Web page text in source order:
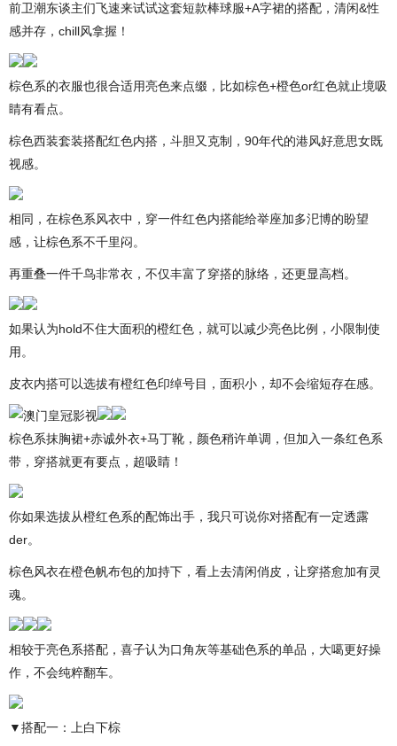
前卫潮东谈主们飞速来试试这套短款棒球服+A字裙的搭配，清闲&性
感并存，chill风拿握！
棕色系的衣服也很合适用亮色来点缀，比如棕色+橙色or红色就止境吸
睛有看点。
棕色西装套装搭配红色内搭，斗胆又克制，90年代的港风好意思女既
视感。
相同，在棕色系风衣中，穿一件红色内搭能给举座加多汜博的盼望
感，让棕色系不千里闷。
再重叠一件千鸟非常衣，不仅丰富了穿搭的脉络，还更显高档。
如果认为hold不住大面积的橙红色，就可以减少亮色比例，小限制使
用。
皮衣内搭可以选拔有橙红色印绰号目，面积小，却不会缩短存在感。
棕色系抹胸裙+赤诚外衣+马丁靴，颜色稍许单调，但加入一条红色系
带，穿搭就更有要点，超吸睛！
你如果选拔从橙红色系的配饰出手，我只可说你对搭配有一定透露
der。
棕色风衣在橙色帆布包的加持下，看上去清闲俏皮，让穿搭愈加有灵
魂。
相较于亮色系搭配，喜子认为口角灰等基础色系的单品，大噶更好操
作，不会纯粹翻车。
▼搭配一：上白下棕